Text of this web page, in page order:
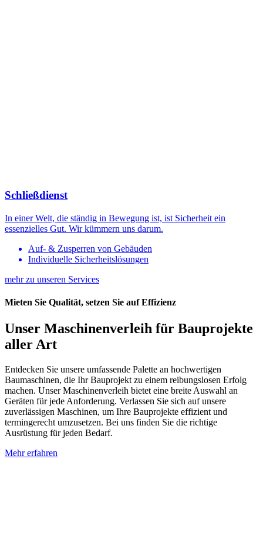
Schließdienst
In einer Welt, die ständig in Bewegung ist, ist Sicherheit ein
essenzielles Gut. Wir kümmern uns darum.
Auf- & Zusperren von Gebäuden
Individuelle Sicherheitslösungen
mehr zu unseren Services
Mieten Sie Qualität, setzen Sie auf Effizienz
Unser Maschinenverleih für Bauprojekte
aller Art
Entdecken Sie unsere umfassende Palette an hochwertigen
Baumaschinen, die Ihr Bauprojekt zu einem reibungslosen Erfolg
machen. Unser Maschinenverleih bietet eine breite Auswahl an
Geräten für jede Anforderung. Verlassen Sie sich auf unsere
zuverlässigen Maschinen, um Ihre Bauprojekte effizient und
termingerecht umzusetzen. Bei uns finden Sie die richtige
Ausrüstung für jeden Bedarf.
Mehr erfahren